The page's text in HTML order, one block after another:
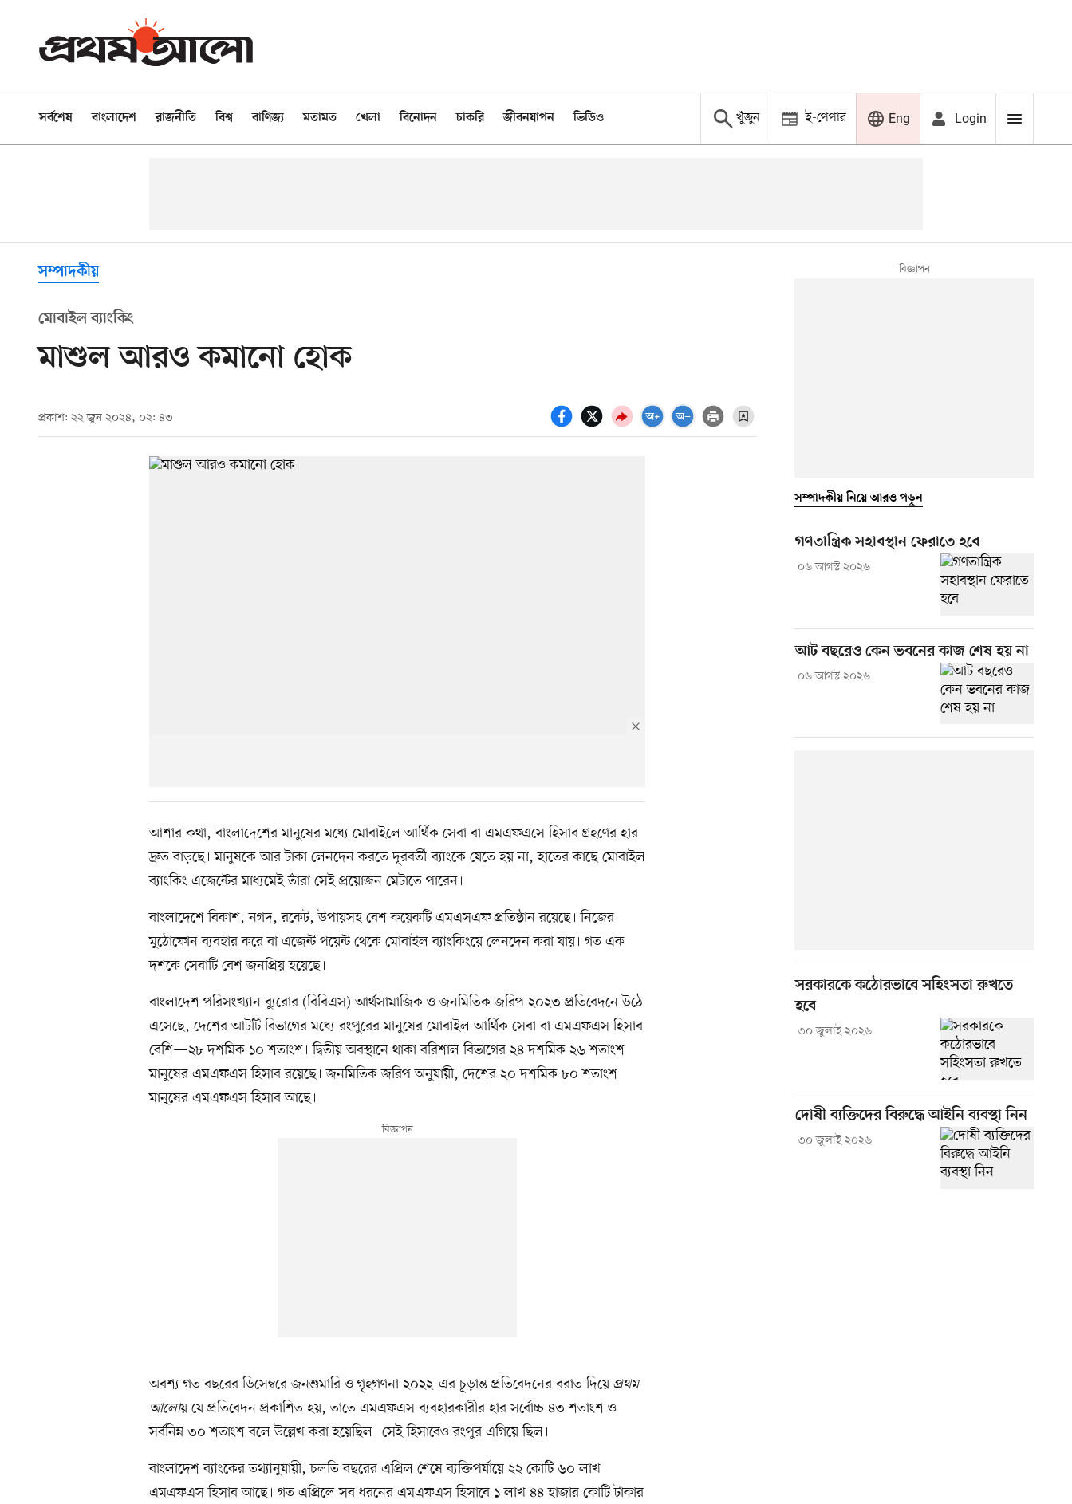
সর্বশেষ বাংলাদেশ রাজনীতি বিশ্ব বাণিজ্য মতামত খেলা বিনোদন চাকরি জীবনযাপন ভিডিও খুঁজুন ই-পেপার Eng Login
সম্পাদকীয়
মোবাইল ব্যাংকিং
মাশুল আরও কমানো হোক
প্রকাশ: ২২ জুন ২০২৪, ০২: ৪৩
আশার কথা, বাংলাদেশের মানুষের মধ্যে মোবাইলে আর্থিক সেবা বা এমএফএসে হিসাব গ্রহণের হার
দ্রুত বাড়ছে। মানুষকে আর টাকা লেনদেন করতে দূরবর্তী ব্যাংকে যেতে হয় না, হাতের কাছে মোবাইল
ব্যাংকিং এজেন্টের মাধ্যমেই তাঁরা সেই প্রয়োজন মেটাতে পারেন।
বাংলাদেশে বিকাশ, নগদ, রকেট, উপায়সহ বেশ কয়েকটি এমএসএফ প্রতিষ্ঠান রয়েছে। নিজের
মুঠোফোন ব্যবহার করে বা এজেন্ট পয়েন্ট থেকে মোবাইল ব্যাংকিংয়ে লেনদেন করা যায়। গত এক
দশকে সেবাটি বেশ জনপ্রিয় হয়েছে।
বাংলাদেশ পরিসংখ্যান ব্যুরোর (বিবিএস) আর্থসামাজিক ও জনমিতিক জরিপ ২০২৩ প্রতিবেদনে উঠে
এসেছে, দেশের আটটি বিভাগের মধ্যে রংপুরের মানুষের মোবাইল আর্থিক সেবা বা এমএফএস হিসাব
বেশি—২৮ দশমিক ১০ শতাংশ। দ্বিতীয় অবস্থানে থাকা বরিশাল বিভাগের ২৪ দশমিক ২৬ শতাংশ
মানুষের এমএফএস হিসাব রয়েছে। জনমিতিক জরিপ অনুযায়ী, দেশের ২০ দশমিক ৮০ শতাংশ
মানুষের এমএফএস হিসাব আছে।
অবশ্য গত বছরের ডিসেম্বরে জনশুমারি ও গৃহগণনা ২০২২-এর চূড়ান্ত প্রতিবেদনের বরাত দিয়ে প্রথম
আলোয় যে প্রতিবেদন প্রকাশিত হয়, তাতে এমএফএস ব্যবহারকারীর হার সর্বোচ্চ ৪৩ শতাংশ ও
সর্বনিম্ন ৩০ শতাংশ বলে উল্লেখ করা হয়েছিল। সেই হিসাবেও রংপুর এগিয়ে ছিল।
বাংলাদেশ ব্যাংকের তথ্যানুযায়ী, চলতি বছরের এপ্রিল শেষে ব্যক্তিপর্যায়ে ২২ কোটি ৬০ লাখ
এমএফএস হিসাব আছে। গত এপ্রিলে সব ধরনের এমএফএস হিসাবে ১ লাখ ৪৪ হাজার কোটি টাকার
সম্পাদকীয় নিয়ে আরও পড়ুন
গণতান্ত্রিক সহাবস্থান ফেরাতে হবে
০৬ আগস্ট ২০২৬
আট বছরেও কেন ভবনের কাজ শেষ হয় না
০৬ আগস্ট ২০২৬
সরকারকে কঠোরভাবে সহিংসতা রুখতে
হবে
৩০ জুলাই ২০২৬
দোষী ব্যক্তিদের বিরুদ্ধে আইনি ব্যবস্থা নিন
৩০ জুলাই ২০২৬